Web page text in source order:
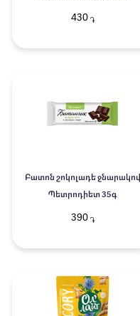
430֏
Բատոն շոկոլադե ջնարակով
Պետրոդիետ 35գ
390֏